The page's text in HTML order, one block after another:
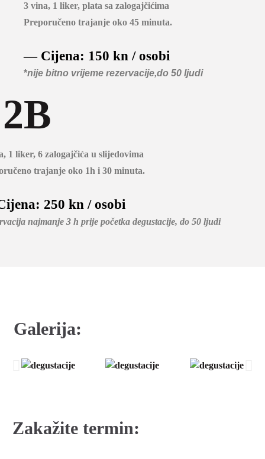
3 vina, 1 liker, plata sa zalogajčićima
Preporučeno trajanje oko 45 minuta.
— Cijena: 150 kn / osobi
*nije bitno vrijeme rezervacije,do 50 ljudi
2B
1 liker, 6 zalogajčića u slijedovima
trajanje oko 1h i 30 minuta.
250 kn / osobi
najmanje 3 h prije početka degustacije, do 50 ljudi
Galerija:
Zakažite termin: